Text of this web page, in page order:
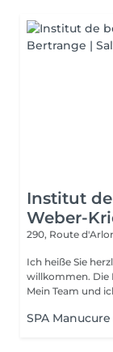
Institut
Weber-
290, Route
Ich heiße Sie
willkommen. Die
Mein Team und
SPA